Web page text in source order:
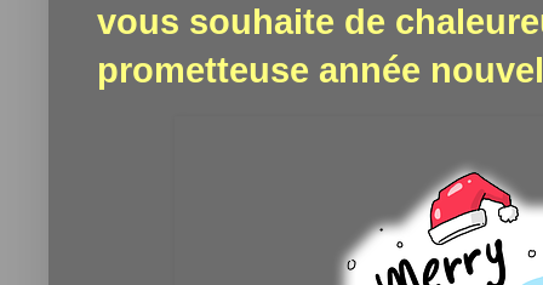
vous souhaite de
prometteuse année